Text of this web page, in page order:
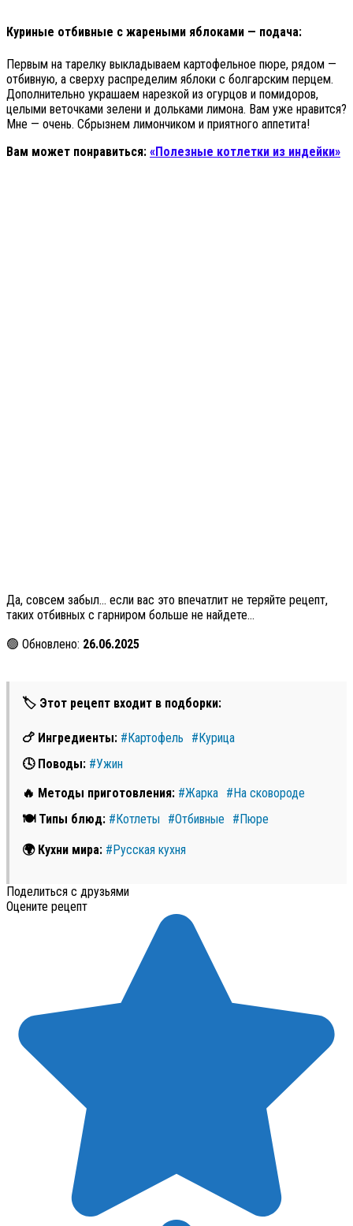
Куриные отбивные с жареными яблоками — подача:
Первым на тарелку выкладываем картофельное пюре, рядом —
отбивную, а сверху распределим яблоки с болгарским перцем.
Дополнительно украшаем нарезкой из огурцов и помидоров,
целыми веточками зелени и дольками лимона. Вам уже нравится?
Мне — очень. Сбрызнем лимончиком и приятного аппетита!
Вам может понравиться: «Полезные котлетки из индейки»
Да, совсем забыл… если вас это впечатлит не теряйте рецепт,
таких отбивных с гарниром больше не найдете…
🟢 Обновлено: 26.06.2025
🏷 Этот рецепт входит в подборки:
🍗 Ингредиенты: #Картофель
#Курица
🕓 Поводы: #Ужин
🔥 Методы приготовления: #Жарка #На сковороде
🍽 Типы блюд: #Котлеты #Отбивные #Пюре
🌍 Кухни мира: #Русская кухня
Поделиться с друзьями
Оцените рецепт